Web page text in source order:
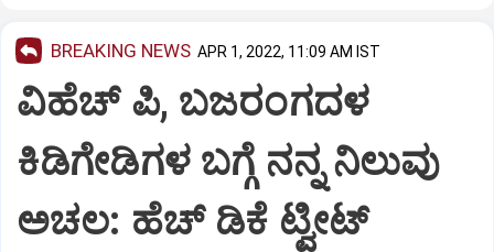
BREAKING NEWS APR 1, 2022, 11:09 AM IST
ವಿಹೆಚ್ ಪಿ, ಬಜರಂಗದಳ
ಕಿಡಿಗೇಡಿಗಳ ಬಗ್ಗೆ ನನ್ನ ನಿಲುವು
ಅಚಲ: ಹೆಚ್ ಡಿಕೆ ಟ್ವೀಟ್